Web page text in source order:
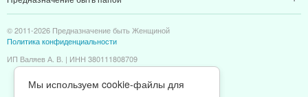
© 2011-2026 Предназначение быть Женщиной
Политика конфиденциальности
ИП Валяев А. В. | ИНН 380111808709
Мы используем cookie-файлы для